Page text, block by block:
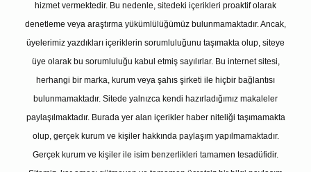
hizmet vermektedir. Bu nedenle, sitedeki içerikleri proaktif olarak
denetleme veya araştırma yükümlülüğümüz bulunmamaktadır. Ancak,
üyelerimiz yazdıkları içeriklerin sorumluluğunu taşımakta olup, siteye
üye olarak bu sorumluluğu kabul etmiş sayılırlar. Bu internet sitesi,
herhangi bir marka, kurum veya şahıs şirketi ile hiçbir bağlantısı
bulunmamaktadır. Sitede yalnızca kendi hazırladığımız makaleler
paylaşılmaktadır. Burada yer alan içerikler haber niteliği taşımamakta
olup, gerçek kurum ve kişiler hakkında paylaşım yapılmamaktadır.
Gerçek kurum ve kişiler ile isim benzerlikleri tamamen tesadüfidir.